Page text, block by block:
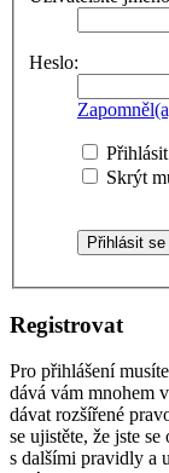
Heslo:
Skrýt
Registrovat
Pro přihlášení
dává vám mnohem
dávat rozšířené
se ujistěte, že jste
s dalšími pravidly a